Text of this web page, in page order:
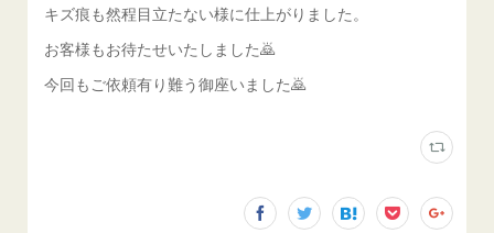
キズ痕も然程目立たない様に仕上がりました。
お客様もお待たせいたしました🙇
今回もご依頼有り難う御座いました🙇